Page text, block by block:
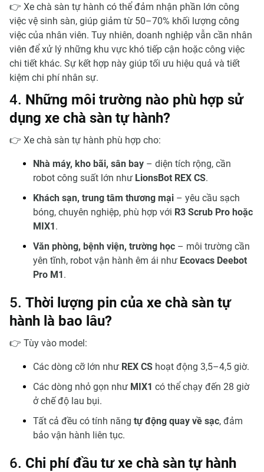
👉 Xe chà sàn tự hành có thể đảm nhận phần lớn công
việc vệ sinh sàn, giúp giảm từ 50–70% khối lượng công
việc của nhân viên. Tuy nhiên, doanh nghiệp vẫn cần nhân
viên để xử lý những khu vực khó tiếp cận hoặc công việc
chi tiết khác. Sự kết hợp này giúp tối ưu hiệu quả và tiết
kiệm chi phí nhân sự.
4. Những môi trường nào phù hợp sử
dụng xe chà sàn tự hành?
👉 Xe chà sàn tự hành phù hợp cho:
Nhà máy, kho bãi, sân bay – diện tích rộng, cần
robot công suất lớn như LionsBot REX CS.
Khách sạn, trung tâm thương mại – yêu cầu sạch
bóng, chuyên nghiệp, phù hợp với R3 Scrub Pro hoặc
MIX1.
Văn phòng, bệnh viện, trường học – môi trường cần
yên tĩnh, robot vận hành êm ái như Ecovacs Deebot
Pro M1.
5. Thời lượng pin của xe chà sàn tự
hành là bao lâu?
👉 Tùy vào model:
Các dòng cỡ lớn như REX CS hoạt động 3,5–4,5 giờ.
Các dòng nhỏ gọn như MIX1 có thể chạy đến 28 giờ
ở chế độ lau bụi.
Tất cả đều có tính năng tự động quay về sạc, đảm
bảo vận hành liên tục.
6. Chi phí đầu tư xe chà sàn tự hành